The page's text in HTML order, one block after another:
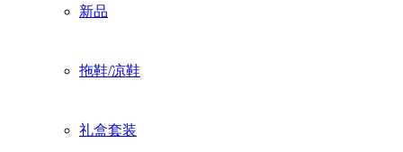
新品
拖鞋/凉鞋
礼盒套装